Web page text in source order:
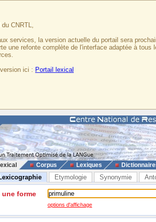
CNRTL,
services, la version actuelle du portail sera
une refonte complète de l'interface adaptée à
ici : Portail lexical
Corpus Lexiques
Etymologie Synonymie
une forme
options d'affichage